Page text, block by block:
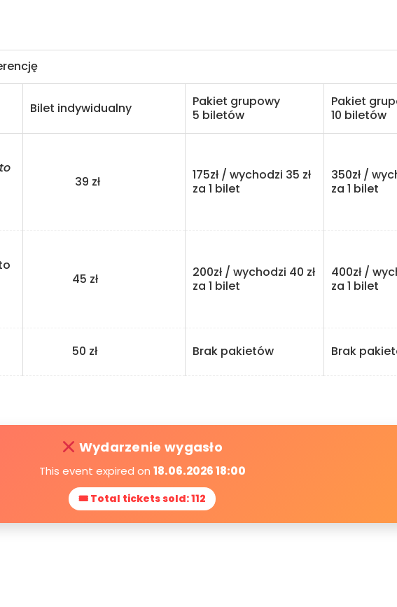
Bilet indywidualny
Pakiet grupowy
5 biletów
Pakiet
10 biletów
39 zł
175zł / wychodzi 35 zł
za 1 bilet
350zł /
za 1 bilet
45 zł
200zł / wychodzi 40 zł
za 1 bilet
400zł /
za 1 bilet
50 zł Brak pakietów Brak
Wydarzenie wygasło
This event expired on 18.06.2026 18:00
🎟 Total tickets sold: 112